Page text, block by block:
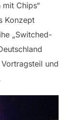
mit Chips“
Konzept
„Switched-
und